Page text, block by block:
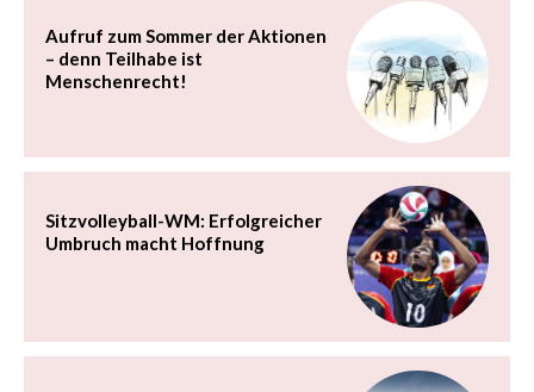
Aufruf zum Sommer der Aktionen
– denn Teilhabe ist
Menschenrecht!
Sitzvolleyball-WM: Erfolgreicher
Umbruch macht Hoffnung